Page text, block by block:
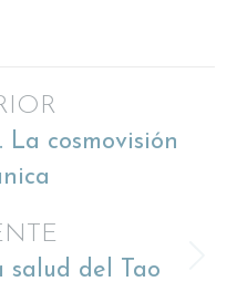
La cosmovisión
salud del Tao